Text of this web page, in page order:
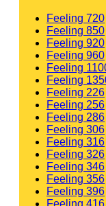
Feeling 720
Feeling 850
Feeling 920
Feeling 960
Feeling
Feeling
Feeling 226
Feeling 256
Feeling 286
Feeling 306
Feeling 316
Feeling 326
Feeling 346
Feeling 356
Feeling 396